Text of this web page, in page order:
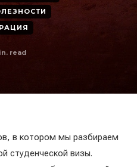
read
в котором мы разбираем
студенческой визы.